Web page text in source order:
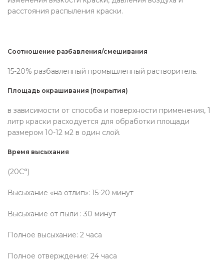
расстояния распыления краски.
Соотношение разбавления/смешивания
15-20% разбавленный промышленный растворитель.
Площадь окрашивания (покрытия)
в зависимости от способа и поверхности применения, 1
литр краски расходуется для обработки площади
размером 10-12 м2 в один слой.
Время высыхания
(20C°)
Высыхание «на отлип»: 15-20 минут
Высыхание от пыли : 30 минут
Полное высыхание: 2 часа
Полное отверждение: 24 часа